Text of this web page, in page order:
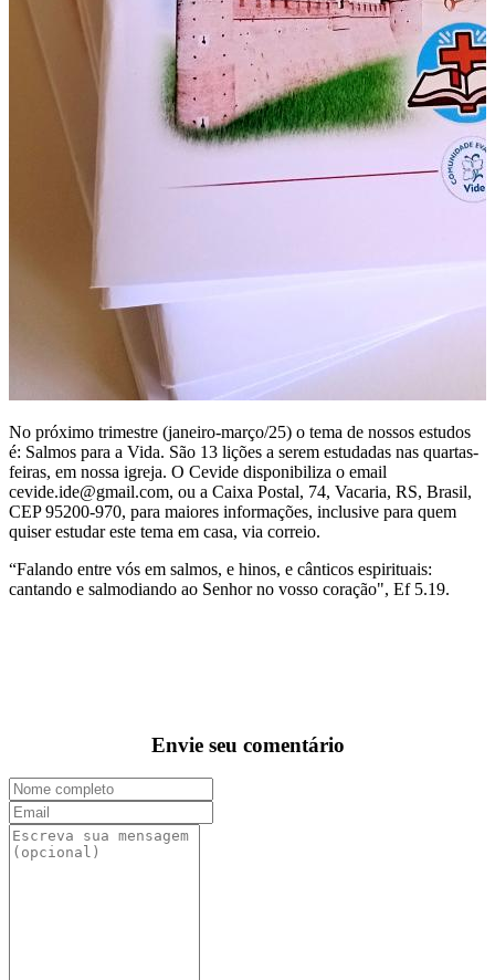
No próximo trimestre (janeiro-março/25) o tema de nossos estudos
é: Salmos para a Vida. São 13 lições a serem estudadas nas quartas-
feiras, em nossa igreja. O Cevide disponibiliza o email
cevide.ide@gmail.com, ou a Caixa Postal, 74, Vacaria, RS, Brasil,
CEP 95200-970, para maiores informações, inclusive para quem
quiser estudar este tema em casa, via correio.
“Falando entre vós em salmos, e hinos, e cânticos espirituais:
cantando e salmodiando ao Senhor no vosso coração", Ef 5.19.
Envie seu comentário